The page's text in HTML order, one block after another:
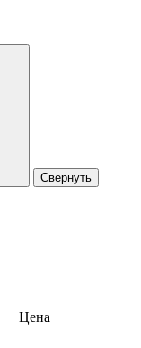
Свернуть
Цена